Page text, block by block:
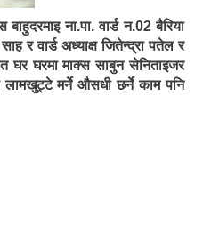
ना.पा. वार्ड न.02 बैरिया
र वार्ड अध्याक्ष जितेन्द्रा पतेल र
घर घरमा माक्स साबुन सेनिताइजर
लामखुट्टे मर्ने औसधी छर्ने काम पनि